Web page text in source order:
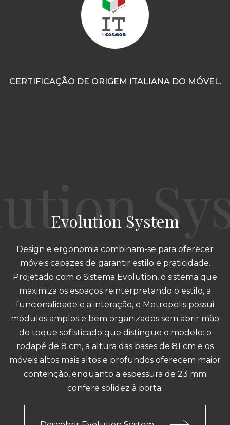
CERTIFICAÇÃO DE ORIGEM ITALIANA DO MÓVEL.
Evolution System
Design e ergonomia combinam-se para oferecer
móveis capazes de garantir estilo e praticidade.
Projetado com o Sistema Evolution, o sistema que
maximiza os espaços reinterpretando o estilo, a
funcionalidade e a interação, o Metropolis possui
módulos amplos e bem organizados sem abrir mão
do toque sofisticado que distingue o modelo: o
rodapé de 8 cm, a altura das bases de 81 cm e os
móveis altos mais altos e profundos oferecem maior
contenção, enquanto a espessura de 23 mm
confere solidez à porta.